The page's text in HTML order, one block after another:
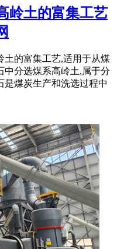
岭土的富集工艺
土的富集工艺,适用于从煤
中分选煤系高岭土,属于分
是煤炭生产和洗选过程中